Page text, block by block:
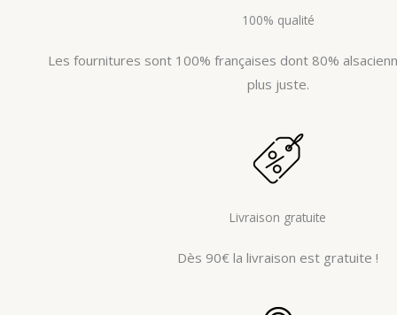
100% qualité
Les fournitures sont 100% françaises dont 80%
plus juste.
Livraison gratuite
Dès 90€ la livraison est gratuite !